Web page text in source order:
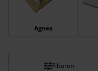
Agnes
Filteren